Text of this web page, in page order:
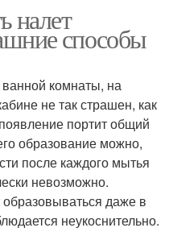
налет
способы
ванной комнаты, на
не так страшен, как
портит общий
образование можно,
после каждого мытья
невозможно.
даже в
неукоснительно.